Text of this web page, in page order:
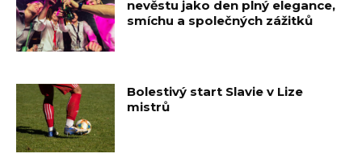
nevěstu jako den plný elegance,
smíchu a společných zážitků
Bolestivý start Slavie v Lize
mistrů